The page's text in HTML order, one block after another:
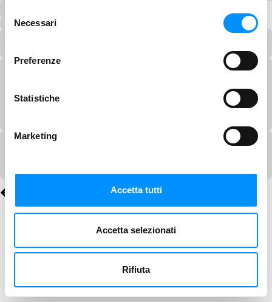
delNecessari
Preferenze
Statistiche
Marketing
Accetta tutti
Accetta selezionati
Rifiuta